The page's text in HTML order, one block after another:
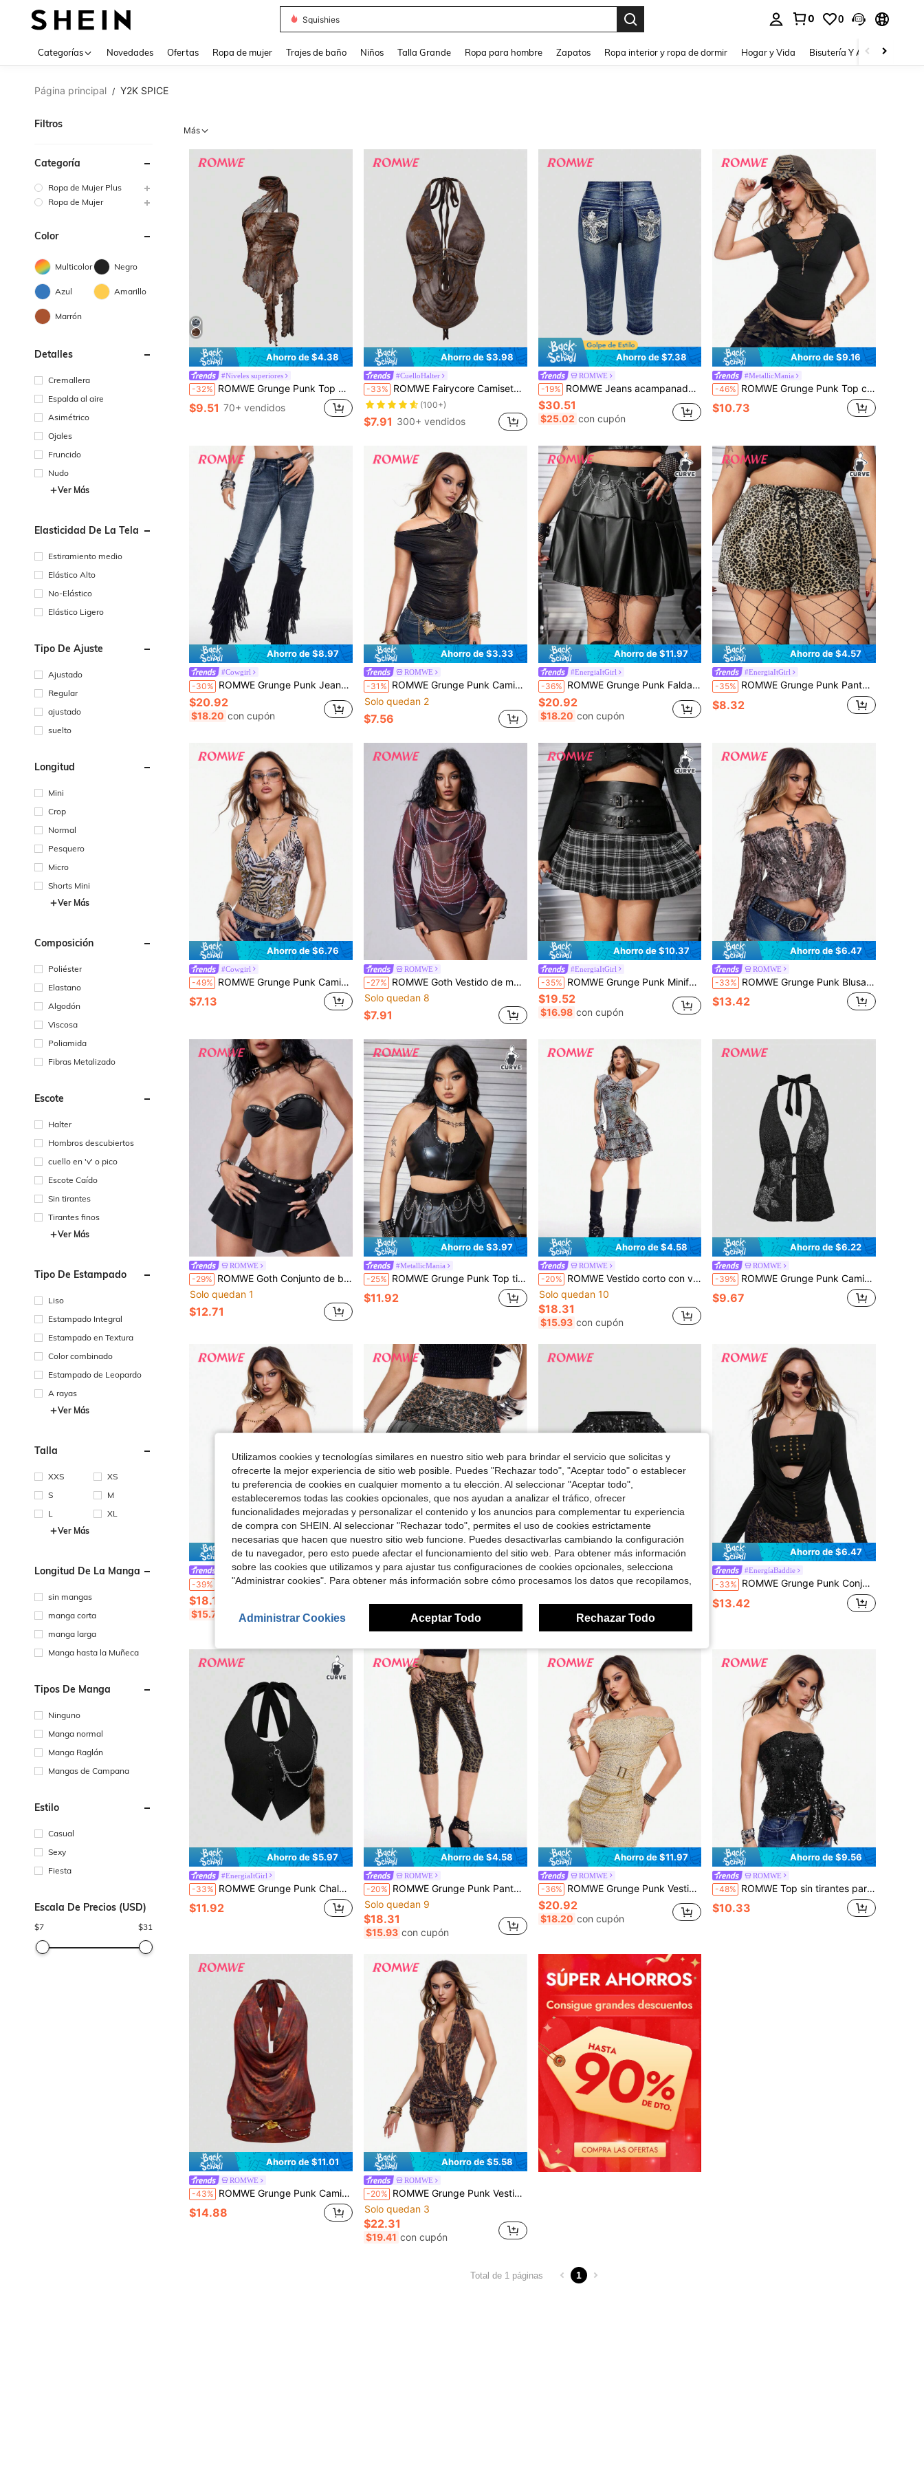
Musera 0 0
Categorías Novedades Ofertas Ropa de mujer Trajes de baño Niños Talla Grande Ropa para hombre Zapatos Ropa interior y ropa de dormir Hogar y Vida Bisutería Y Accesorios
Página principal / Y2K SPICE
Filtros
Categoría
Ropa de Mujer Plus
Ropa de Mujer
Color
Multicolor Negro
Azul Amarillo
Marrón
Detalles
Cremallera
Espalda al aire
Asimétrico
Ojales
Fruncido
Nudo
Ver Más
Elasticidad De La Tela
Estiramiento medio
Elástico Alto
No-Elástico
Elástico Ligero
Tipo De Ajuste
Ajustado
Regular
ajustado
suelto
Longitud
Mini
Crop
Normal
Pesquero
Micro
Shorts Mini
Ver Más
Composición
Poliéster
Elastano
Algodón
Viscosa
Poliamida
Fibras Metalizado
Escote
Halter
Hombros descubiertos
cuello en 'v' o pico
Escote Caído
Sin tirantes
Tirantes finos
Ver Más
Tipo De Estampado
Liso
Estampado Integral
Estampado en Textura
Color combinado
Estampado de Leopardo
A rayas
Ver Más
Talla
XXS
XS
S
M
L
XL
Ver Más
Longitud De La Manga
sin mangas
manga corta
manga larga
Manga hasta la Muñeca
Tipos De Manga
Ninguno
Manga normal
Manga Raglán
Mangas de Campana
Estilo
Casual
Sexy
Fiesta
Escala De Precios (USD)
$7 $31
Más
Ahorro de $4.38
#Niveles superiores
-32% ROMWE Grunge Punk Top bandeau con detalles de malla, volantes y hebillas desmontables, con estilo vintage Y2K sexy para mujeres
$9.51 70+ vendidos
Ahorro de $3.98
#CuelloHalter
-33% ROMWE Fairycore Camiseta sin espalda con escote profundo en V y estampado de flores con efecto teñido anudado, para mujeres, tema de vacaciones/naturaleza
(100+)
$7.91 300+ vendidos
Ahorro de $7.38
ROMWE
-19% ROMWE Jeans acampanados cortos vintage Y2K con bolsillos bordados con cruz y alas para mujeres, ajuste slim
$30.51
$25.02 con cupón
Ahorro de $9.16
#MetallicMania
-46% ROMWE Grunge Punk Top corto cruzado en la espalda para mujer, con tela metalizada brillante con estampado de leopardo y cruzado, estilo ajustado de halter, para clubes con estilo
$10.73
Ahorro de $8.97
#Cowgirl
-30% ROMWE Grunge Punk Jeans de mezclilla de cintura baja vintage de estilo Y2K con fruncido lateral
$20.92
$18.20 con cupón
Ahorro de $3.33
ROMWE
-31% ROMWE Grunge Punk Camiseta corta estilo halter Y2K drapeada para mujer, regreso del estilo vintage, beige
Solo quedan 2
$7.56
Ahorro de $11.97
#EnergiaItGirl
-36% ROMWE Grunge Punk Falda retráctil de mujer elegante negro con estilo de calle, sexy, plisada en la cintura, con cadena metálica circular, apropiada para verano, playa, graduación, Pascua, conciertos, vacaciones en Nashville
$20.92
$18.20 con cupón
Ahorro de $4.57
#EnergiaItGirl
-35% ROMWE Grunge Punk Pantalones cortos sexy de tiro bajo con cordones y encaje tipo ojal, estampado de animal leopardo para mujeres talla grande
$8.32
Ahorro de $6.76
#Cowgirl
-49% ROMWE Grunge Punk Camiseta de tirantes finos con espalda descubierta, bajo asimétrico y estampado de leopardo brillante vintage retro para mujer
$7.13
ROMWE
-27% ROMWE Goth Vestido de manga acampanada con estampado de cruz y perla, estilo punk gótico, adecuado para la playa, vacaciones, discoteca, fiesta y múltiples ocasiones, incluyendo Halloween
Solo quedan 8
$7.91
Ahorro de $10.37
#EnergiaItGirl
-35% ROMWE Grunge Punk Minifalda plisada con línea A en un diseño de remiendo y cuadros estilo chic americano Y2K de talla grande
$19.52
$16.98 con cupón
Ahorro de $6.47
ROMWE
-33% ROMWE Grunge Punk Blusa holgada y sexy para mujer con escote descubierto, recorte hueco, nudo con estampado de leopardo y teñido anudado en malla, estilo salvaje Y2K
$13.42
ROMWE
-29% ROMWE Goth Conjunto de bikini con bandeau, remaches y estilo gótico punk para mujer, para verano, playa, vacaciones y Halloween
Solo quedan 1
$12.71
Ahorro de $3.97
#MetallicMania
-25% ROMWE Grunge Punk Top tipo camisole y sin espalda en talla grande, con cremallera, estilo punk con remaches, de color negro de piel sintética (PU) para festival de música
$11.92
Ahorro de $4.58
ROMWE
-20% ROMWE Vestido corto con volantes y escote con cordón, estilo bohemio
Solo quedan 10
$18.31
$15.93 con cupón
Ahorro de $6.22
ROMWE
-39% ROMWE Grunge Punk Camiseta sin mangas con espalda descubierta, ajustada al Body, con estampado de rosa de brillo de rhinestones vintage sexy para mujeres
$9.67
Ahorro de $11.76
#Estilo de espalda descubierta
-39% ROMWE Grunge Punk Vestido mini con cuello profundo drapeado, decoración de cadena y efecto tie-dye, con estilo vintage y sexy de la Y2K
$18.13
$15.77 con cupón
Ahorro de $10.36
#EnergiaItGirl
-40% ROMWE J-Fashion Minifalda plisada de mezclilla con lazo súper grande, cintura baja, estampado de leopardo y lentejuelas, en estilo Y2K Harajuku para mujer
$15.53
Ahorro de $5.98
ROMWE
-26% ROMWE Grunge Punk Minifalda fruncida de cintura baja con destellos, estética de fiesta y festival de la década de 2000
Ahorro de $6.47
#EnergíaBaddie
-33% ROMWE Grunge Punk Conjunto de top con cuello drapeado vintage sexy con recorte y nudo en la cintura + top corto con remaches cruzados, estilo Y2K
$13.42
Ahorro de $5.97
#EnergiaItGirl
-33% ROMWE Grunge Punk Chaleco estampado de mujer talla grande para verano con decoración de cadena y accesorio con colgante de mapache
$11.92
Ahorro de $4.58
ROMWE
-20% ROMWE Grunge Punk Pantalones pitillo de cintura baja con estampado de leopardo, parche de lazo de lámina de oro y estilo subcultura Harajuku Y2K
Solo quedan 9
$18.31
$15.93 con cupón
Ahorro de $11.97
ROMWE
-36% ROMWE Grunge Punk Vestido mini ajustado con cuello asimétrico y lentejuelas para mujer, atuendo de concierto
$20.92
$18.20 con cupón
Ahorro de $9.56
ROMWE
-48% ROMWE Top sin tirantes para mujeres con lazo y lentejuelas para fiesta de festival de música
$10.33
Ahorro de $11.01
ROMWE
-43% ROMWE Grunge Punk Camiseta de tirantes para mujer con estampado retro de leopardo y tie-dye, malla y cuentas, cuello drapeado, estilo Y2K
$14.88
Ahorro de $5.58
ROMWE
-20% ROMWE Grunge Punk Vestido mini con estampado de leopardo y lentejuelas, con escote halter y espalda descubierta, estilo Y2K sexy
Solo quedan 3
$22.31
$19.41 con cupón
Total de 1 páginas 1
Utilizamos cookies y tecnologías similares en nuestro sitio web para brindar el servicio que solicitas y
ofrecerte la mejor experiencia de sitio web posible. Puedes "Rechazar todo", "Aceptar todo" o establecer
tu preferencia de cookies en cualquier momento a tu elección. Al seleccionar "Aceptar todo",
estableceremos todas las cookies opcionales, que nos ayudan a analizar el tráfico, ofrecer
funcionalidades mejoradas y personalizar el contenido y los anuncios para complementar tu experiencia
de compra con SHEIN. Al seleccionar "Rechazar todo", permites el uso de cookies estrictamente
necesarias que hacen que nuestro sitio web funcione. Puedes desactivarlas cambiando la configuración
de tu navegador, pero esto puede afectar el funcionamiento del sitio web. Para obtener más información
sobre las cookies que utilizamos y para ajustar tus configuraciones de cookies opcionales, selecciona
"Administrar cookies". Para obtener más información sobre cómo procesamos los datos que recopilamos,
Administrar Cookies Aceptar Todo Rechazar Todo